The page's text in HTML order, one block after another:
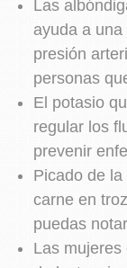
Las
ayuda a
presión
personas
El potasio
regular los
prevenir
Picado de
carne en
puedas
Las